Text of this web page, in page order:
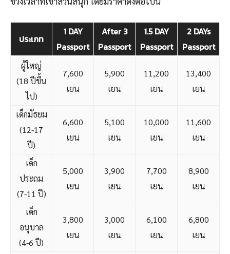
ประเภท
1 DAY
Passport
After 3
Passport
1.5 DAY
Passport
2 DAYs
Passport
ผู้ใหญ่
(18 ปีขึ้น
ไป)
7,600
เยน
5,900
เยน
11,200
เยน
13,400
เยน
เด็กมัธยม
(12-17
ปี)
6,600
เยน
5,100
เยน
10,000
เยน
11,600
เยน
เด็ก
ประถม
(7-11 ปี)
5,000
เยน
3,900
เยน
7,700
เยน
8,900
เยน
เด็ก
อนุบาล
(4-6 ปี)
3,800
เยน
3,000
เยน
6,100
เยน
6,800
เยน